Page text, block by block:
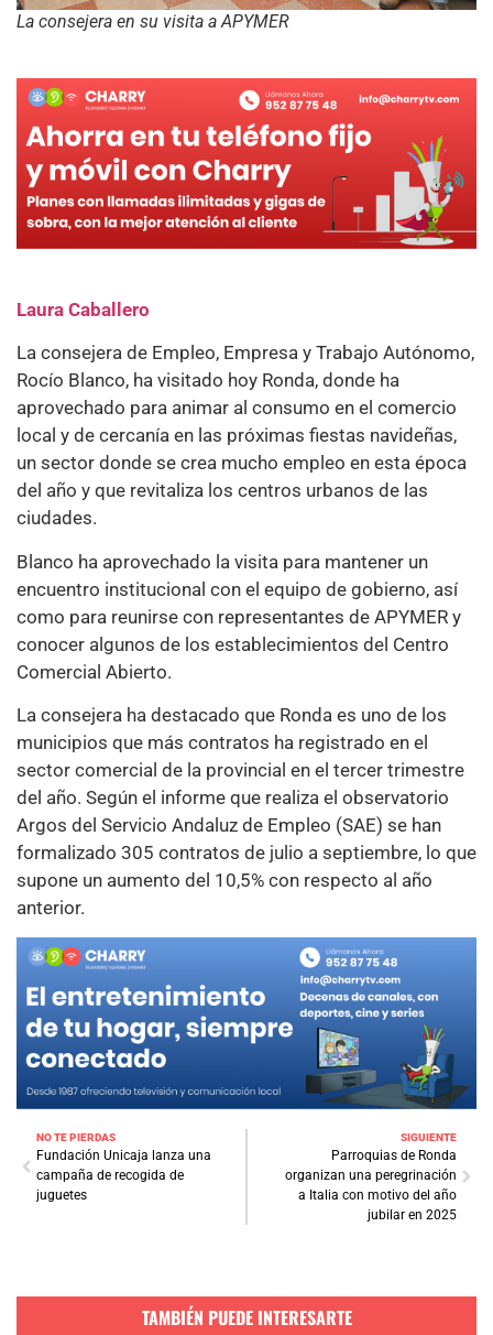
La consejera en su visita a APYMER
Laura Caballero
La consejera de Empleo, Empresa y Trabajo Autónomo,
Rocío Blanco, ha visitado hoy Ronda, donde ha
aprovechado para animar al consumo en el comercio
local y de cercanía en las próximas fiestas navideñas,
un sector donde se crea mucho empleo en esta época
del año y que revitaliza los centros urbanos de las
ciudades.
Blanco ha aprovechado la visita para mantener un
encuentro institucional con el equipo de gobierno, así
como para reunirse con representantes de APYMER y
conocer algunos de los establecimientos del Centro
Comercial Abierto.
La consejera ha destacado que Ronda es uno de los
municipios que más contratos ha registrado en el
sector comercial de la provincial en el tercer trimestre
del año. Según el informe que realiza el observatorio
Argos del Servicio Andaluz de Empleo (SAE) se han
formalizado 305 contratos de julio a septiembre, lo que
supone un aumento del 10,5% con respecto al año
anterior.
NO TE PIERDAS
Fundación Unicaja lanza una
campaña de recogida de
juguetes
SIGUIENTE
Parroquias de Ronda
organizan una peregrinación
a Italia con motivo del año
jubilar en 2025
TAMBIÉN PUEDE INTERESARTE